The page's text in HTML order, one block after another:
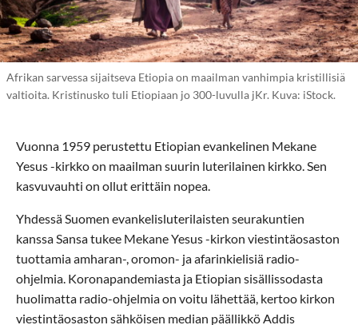
Afrikan sarvessa sijaitseva Etiopia on maailman vanhimpia kristillisiä
valtioita. Kristinusko tuli Etiopiaan jo 300-luvulla jKr. Kuva: iStock.
Vuonna 1959 perustettu Etiopian evankelinen Mekane
Yesus -kirkko on maailman suurin luterilainen kirkko. Sen
kasvuvauhti on ollut erittäin nopea.
Yhdessä Suomen evankelisluterilaisten seurakuntien
kanssa Sansa tukee Mekane Yesus -kirkon viestintäosaston
tuottamia amharan-, oromon- ja afarinkielisiä radio-
ohjelmia. Koronapandemiasta ja Etiopian sisällissodasta
huolimatta radio-ohjelmia on voitu lähettää, kertoo kirkon
viestintäosaston sähköisen median päällikkö Addis